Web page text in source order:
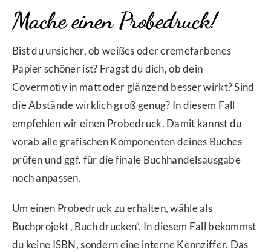
Mache einen Probedruck!
Bist du unsicher, ob weißes oder cremefarbenes
Papier schöner ist? Fragst du dich, ob dein
Covermotiv in matt oder glänzend besser wirkt? Sind
die Abstände wirklich groß genug? In diesem Fall
empfehlen wir einen Probedruck. Damit kannst du
vorab alle grafischen Komponenten deines Buches
prüfen und ggf. für die finale Buchhandelsausgabe
noch anpassen.
Um einen Probedruck zu erhalten, wähle als
Buchprojekt „Buch drucken“. In diesem Fall bekommst
du keine ISBN, sondern eine interne Kennziffer. Das